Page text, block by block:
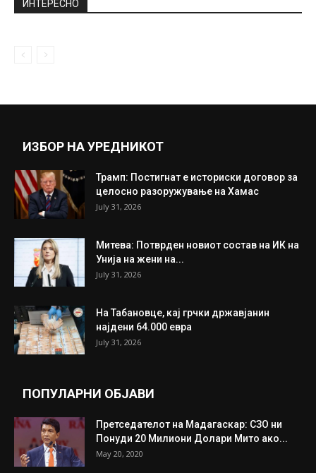
ИНТЕРЕСНО
ИЗБОР НА УРЕДНИКОТ
Трамп: Постигнат е историски договор за
целосно разоружување на Хамас
July 31, 2026
Митева: Потврден новиот состав на ИК на
Унија на жени на...
July 31, 2026
На Табановце, кај грчки државјанин
најдени 64.000 евра
July 31, 2026
ПОПУЛАРНИ ОБЈАВИ
Претседателот на Мадагаскар: СЗО ни
Понуди 20 Милиони Долари Мито ако...
May 20, 2020